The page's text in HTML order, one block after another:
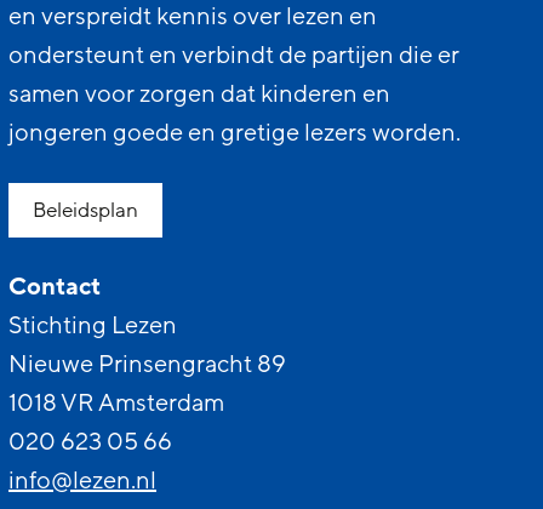
en verspreidt kennis over lezen en
ondersteunt en verbindt de partijen die er
samen voor zorgen dat kinderen en
jongeren goede en gretige lezers worden.
Beleidsplan
Contact
Stichting Lezen
Nieuwe Prinsengracht 89
1018 VR Amsterdam
020 623 05 66
info@lezen.nl